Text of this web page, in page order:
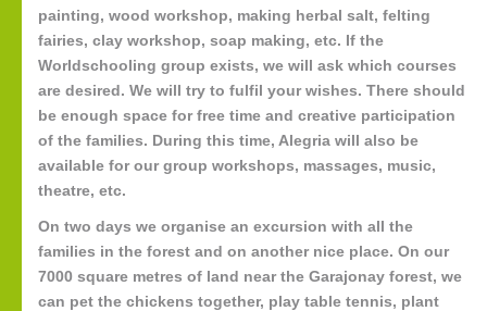
painting, wood workshop, making herbal salt, felting
fairies, clay workshop, soap making, etc. If the
Worldschooling group exists, we will ask which courses
are desired. We will try to fulfil your wishes. There should
be enough space for free time and creative participation
of the families. During this time, Alegria will also be
available for our group workshops, massages, music,
theatre, etc.
On two days we organise an excursion with all the
families in the forest and on another nice place. On our
7000 square metres of land near the Garajonay forest, we
can pet the chickens together, play table tennis, plant